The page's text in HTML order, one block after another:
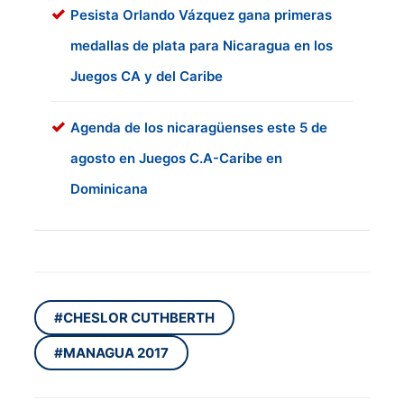
Pesista Orlando Vázquez gana primeras
medallas de plata para Nicaragua en los
Juegos CA y del Caribe
Agenda de los nicaragüenses este 5 de
agosto en Juegos C.A-Caribe en
Dominicana
#CHESLOR CUTHBERTH
#MANAGUA 2017